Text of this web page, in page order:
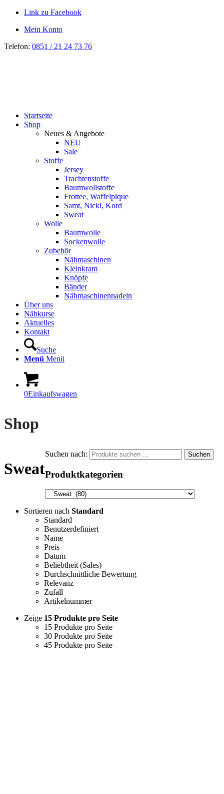
Link zu Facebook
Mein Konto
Telefon: 0851 / 21 24 73 76
Startseite
Shop
Neues & Angebote
NEU
Sale
Stoffe
Jersey
Trachtenstoffe
Baumwollstoffe
Frottee, Waffelpique
Samt, Nicki, Kord
Sweat
Wolle
Baumwolle
Sockenwolle
Zubehör
Nähmaschinen
Kleinkram
Knöpfe
Bänder
Nähmaschinennadeln
Über uns
Nähkurse
Aktuelles
Kontakt
Suche
Menü Menü
0Einkaufswagen
Shop
Sweat
Sortieren nach Standard
Standard
Benutzerdefiniert
Name
Preis
Datum
Beliebtheit (Sales)
Durchschnittliche Bewertung
Relevanz
Zufall
Artikelnummer
Zeige 15 Produkte pro Seite
15 Produkte pro Seite
30 Produkte pro Seite
45 Produkte pro Seite
Suchen nach: Suchen
Produktkategorien